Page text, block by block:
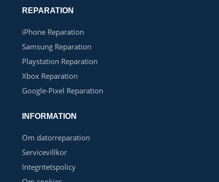
REPARATION
iPhone Reparation
Samsung Reparation
Playstation Reparation
Xbox Reparation
Google-Pixel Reparation
INFORMATION
Om datorreparation
Servicevillkor
Integritetspolicy